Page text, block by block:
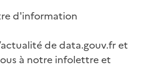
d'information
de data.gouv.fr et
à notre infolettre et